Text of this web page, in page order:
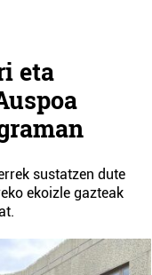
eta
sustatzen dute
ekoizle gazteak